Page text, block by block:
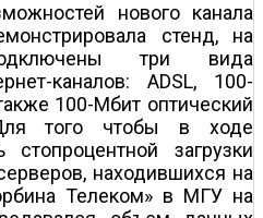
нового канала
стенд, на
три вида
каналов: ADSL, 100-
100-Мбит оптический
того чтобы в ходе
стопроцентной загрузки
находившихся на
Телеком» в МГУ на